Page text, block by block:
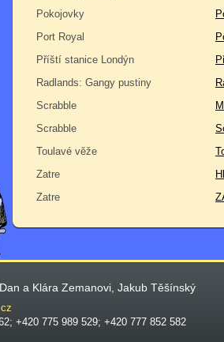
Pokojovky
Port Royal
Příští stanice Londýn
Radlands: Gangy pustiny
Scrabble
Scrabble
Toulavé věže
Zatre
Zatre
a Klára Zemanovi, Jakub Těšínský
+420 775 989 529; +420 777 852 582